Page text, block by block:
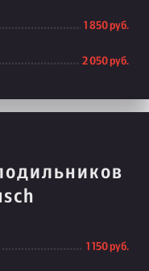
1 850 руб.
2 050 руб.
1 150 руб.